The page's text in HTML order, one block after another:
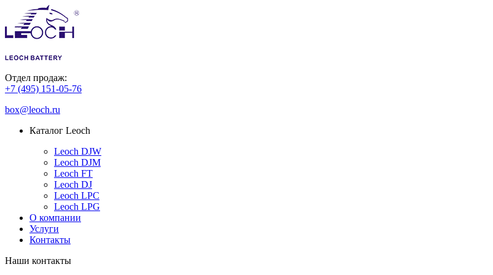
Отдел продаж:
+7 (495) 151-05-76
box@leoch.ru
Каталог Leoch
Leoch DJW
Leoch DJM
Leoch FT
Leoch DJ
Leoch LPC
Leoch LPG
О компании
Услуги
Контакты
Наши контакты